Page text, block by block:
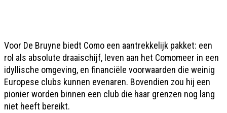
Voor De Bruyne biedt Como een aantrekkelijk pakket: een
rol als absolute draaischijf, leven aan het Comomeer in een
idyllische omgeving, en financiële voorwaarden die weinig
Europese clubs kunnen evenaren. Bovendien zou hij een
pionier worden binnen een club die haar grenzen nog lang
niet heeft bereikt.